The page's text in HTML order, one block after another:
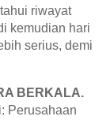
riwayat
kemudian hari
serius, demi
BERKALA.
Perusahaan